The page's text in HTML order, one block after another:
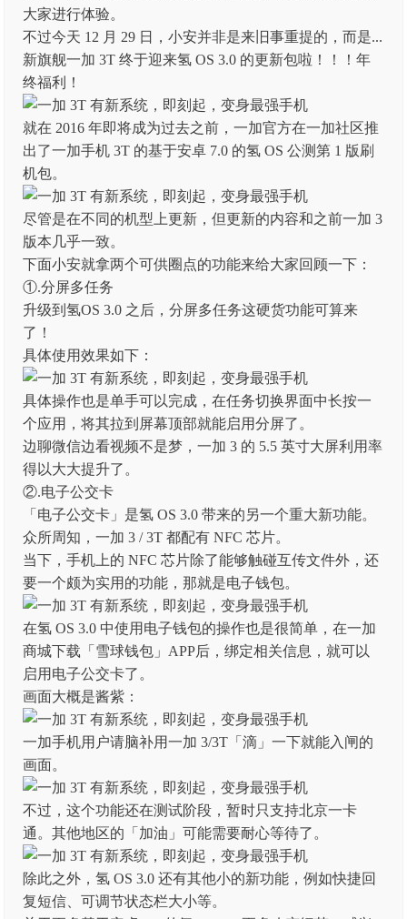
大家进行体验。
不过今天 12 月 29 日，小安并非是来旧事重提的，而是...
新旗舰一加 3T 终于迎来氢 OS 3.0 的更新包啦！！！年
终福利！
就在 2016 年即将成为过去之前，一加官方在一加社区推
出了一加手机 3T 的基于安卓 7.0 的氢 OS 公测第 1 版刷
机包。
尽管是在不同的机型上更新，但更新的内容和之前一加 3
版本几乎一致。
下面小安就拿两个可供圈点的功能来给大家回顾一下：
①.分屏多任务
升级到氢OS 3.0 之后，分屏多任务这硬货功能可算来
了！
具体使用效果如下：
具体操作也是单手可以完成，在任务切换界面中长按一
个应用，将其拉到屏幕顶部就能启用分屏了。
边聊微信边看视频不是梦，一加 3 的 5.5 英寸大屏利用率
得以大大提升了。
②.电子公交卡
「电子公交卡」是氢 OS 3.0 带来的另一个重大新功能。
众所周知，一加 3 / 3T 都配有 NFC 芯片。
当下，手机上的 NFC 芯片除了能够触碰互传文件外，还
要一个颇为实用的功能，那就是电子钱包。
在氢 OS 3.0 中使用电子钱包的操作也是很简单，在一加
商城下载「雪球钱包」APP后，绑定相关信息，就可以
启用电子公交卡了。
画面大概是酱紫：
一加手机用户请脑补用一加 3/3T「滴」一下就能入闸的
画面。
不过，这个功能还在测试阶段，暂时只支持北京一卡
通。其他地区的「加油」可能需要耐心等待了。
除此之外，氢 OS 3.0 还有其他小的新功能，例如快捷回
复短信、可调节状态栏大小等。